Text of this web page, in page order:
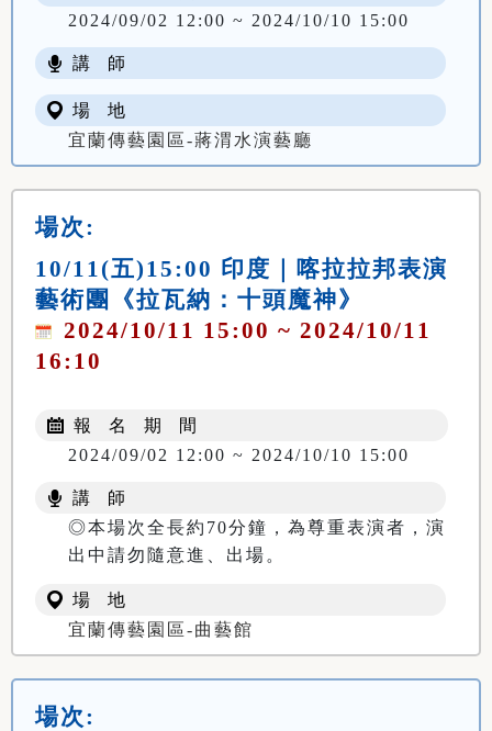
2024/09/02 12:00 ~ 2024/10/10 15:00
講 師
場 地
宜蘭傳藝園區-蔣渭水演藝廳
場次:
10/11(五)15:00 印度｜喀拉拉邦表演
藝術團《拉瓦納：十頭魔神》
2024/10/11 15:00 ~ 2024/10/11
16:10
報 名 期 間
2024/09/02 12:00 ~ 2024/10/10 15:00
講 師
◎本場次全長約70分鐘，為尊重表演者，演
出中請勿隨意進、出場。
場 地
宜蘭傳藝園區-曲藝館
場次: